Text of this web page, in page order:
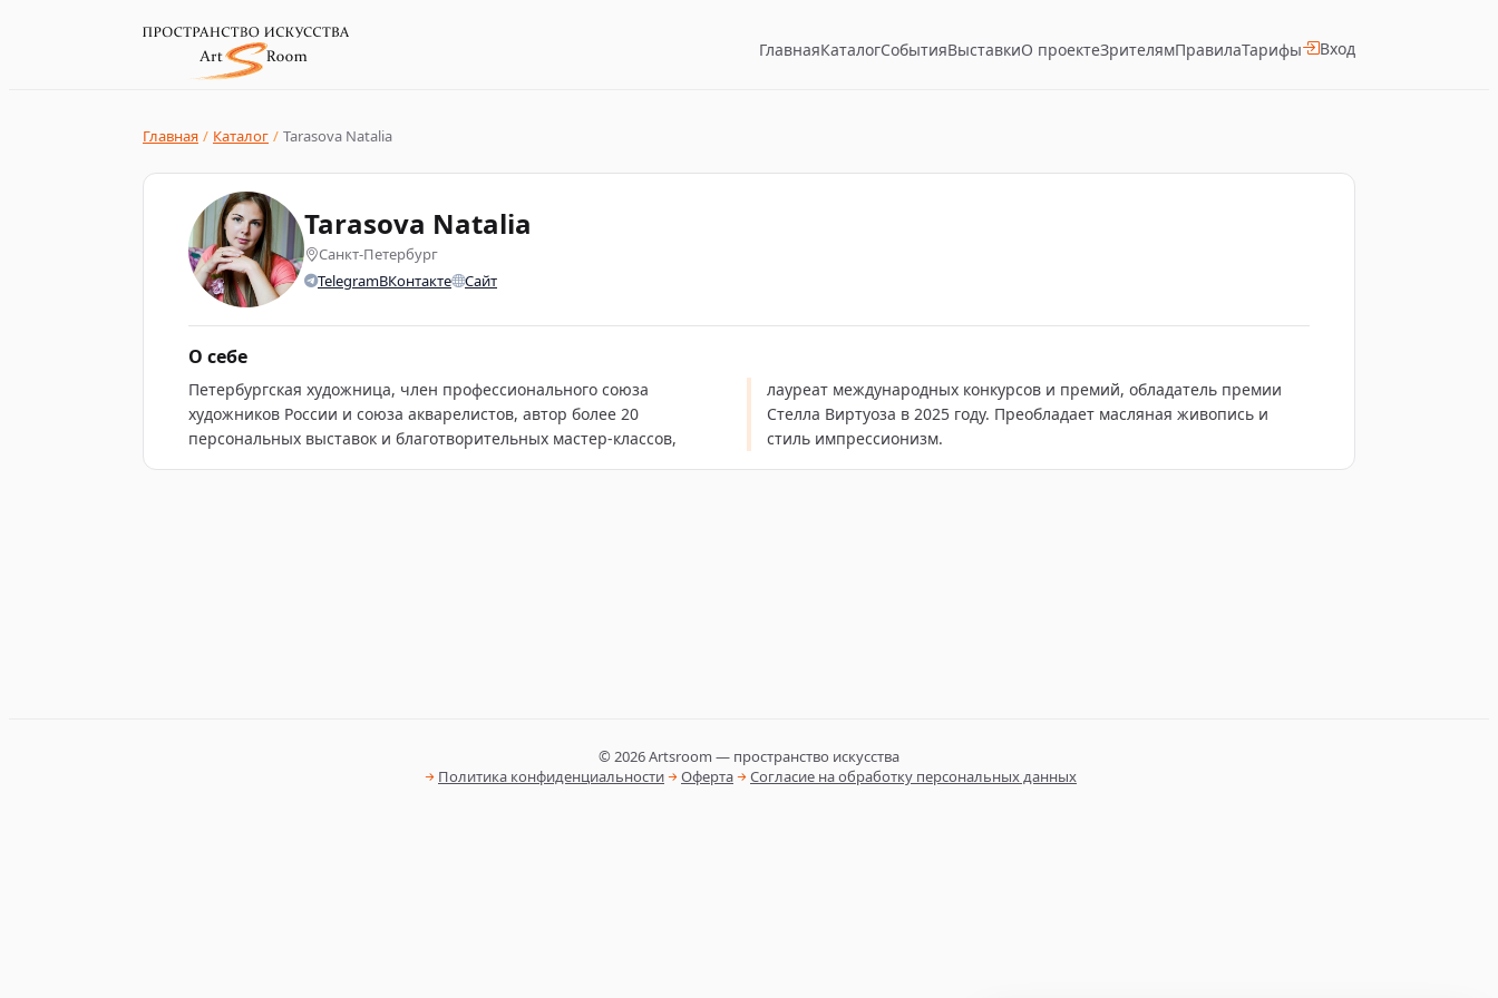
ГлавнаяКаталогСобытияВыставкиО проектеЗрителямПравилаТарифы Вход
Главная / Каталог / Tarasova Natalia
Tarasova Natalia
Санкт-Петербург
TelegramВКонтакте Сайт
О себе
Петербургская художница, член профессионального союза
художников России и союза акварелистов, автор более 20
персональных выставок и благотворительных мастер-классов,
лауреат международных конкурсов и премий, обладатель премии
Стелла Виртуоза в 2025 году. Преобладает масляная живопись и
стиль импрессионизм.
© 2026Artsroom — пространство искусства
Политика конфиденциальности
Оферта Согласие на обработку персональных данных